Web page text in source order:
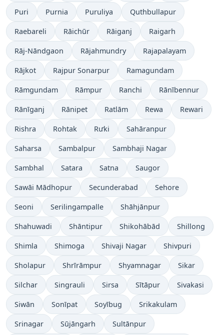
Puri Purnia Puruliya Quthbullapur
Raebareli Rāichūr Rāiganj Raigarh
Rāj-Nāndgaon Rājahmundry Rajapalayam
Rājkot Rajpur Sonarpur Ramagundam
Rāmgundam Rāmpur Ranchi Rānībennur
Rānīganj Rānipet Ratlām Rewa Rewari
Rishra Rohtak Rưki Sahāranpur
Saharsa Sambalpur Sambhaji Nagar
Sambhal Satara Satna Saugor
Sawāi Mādhopur Secunderabad Sehore
Seoni Serilingampalle Shāhjānpur
Shahuwadi Shāntipur Shikohābād Shillong
Shimla Shimoga Shivaji Nagar Shivpuri
Sholapur Shrīrāmpur Shyamnagar Sikar
Silchar Singrauli Sirsa Sītāpur Sivakasi
Siwān Sonīpat Soyībug Srikakulam
Srinagar Sūjāngarh Sultānpur